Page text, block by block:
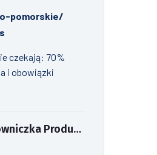
pomorskie/
czekają: 70%
i obowiązki
Pracownik / Pracowniczka Produkcji - Pomoc lakiernika (m/k)